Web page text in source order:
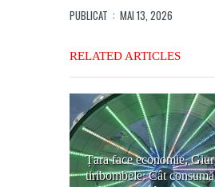
PUBLICAT : MAI 13, 2026
RELATED ARTICLES
Țara face economie,
tiribombele: Cât